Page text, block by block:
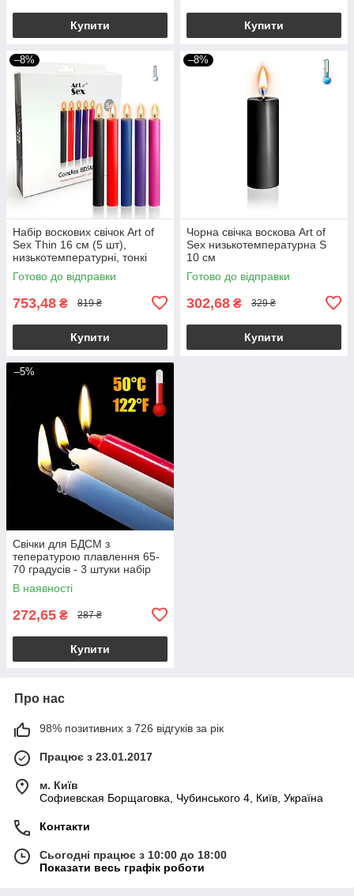
Купити Купити
–8%
Набір воскових свічок Art of
Sex Thin 16 см (5 шт),
низькотемпературні, тонкі
Готово до відправки
753,48 ₴ 819 ₴
Купити
–8%
Чорна свічка воскова Art of
Sex низькотемпературна S
10 см
Готово до відправки
302,68 ₴ 329 ₴
Купити
–5%
Свічки для БДСМ з
тепературою плавлення 65-
70 градусів - 3 штуки набір
В наявності
272,65 ₴ 287 ₴
Купити
Про нас
98% позитивних з 726 відгуків за рік
Працює з 23.01.2017
м. Київ
Софиевская Борщаговка, Чубинського 4, Київ, Україна
Контакти
Сьогодні працює з 10:00 до 18:00
Показати весь графік роботи